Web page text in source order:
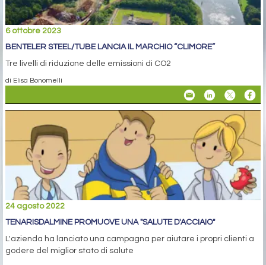
6 ottobre 2023
BENTELER STEEL/TUBE LANCIA IL MARCHIO “CLIMORE”
Tre livelli di riduzione delle emissioni di CO2
di Elisa Bonomelli
24 agosto 2022
TENARISDALMINE PROMUOVE UNA "SALUTE D'ACCIAIO"
L'azienda ha lanciato una campagna per aiutare i propri clienti a
godere del miglior stato di salute